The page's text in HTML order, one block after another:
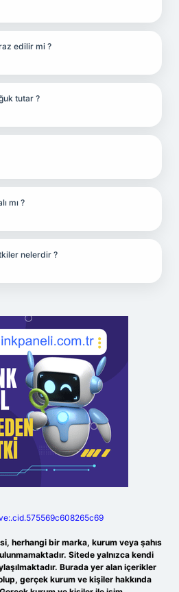
edilir mi ?
tutar ?
mı ?
nelerdir ?
herhangi bir marka, kurum veya şahıs
Sitede yalnızca kendi
Burada yer alan içerikler
gerçek kurum ve kişiler hakkında